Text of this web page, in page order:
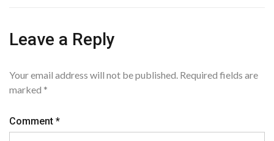
Leave a Reply
Your email address will not be published. Required fields are
marked *
Comment *